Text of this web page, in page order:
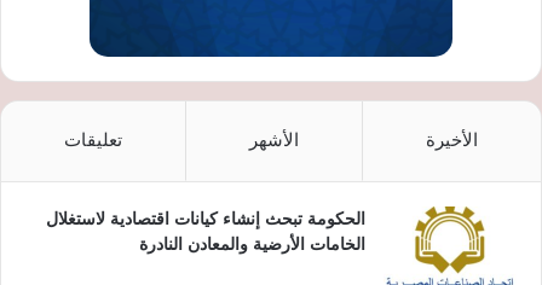
الأخيرة الأشهر تعليقات
الحكومة تبحث إنشاء كيانات اقتصادية لاستغلال
الخامات الأرضية والمعادن النادرة